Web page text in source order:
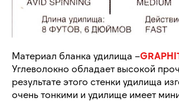
Материал бланка удилища –
Углеволокно обладает высокой
результате этого стенки удилища
очень тонкими и удилище имеет